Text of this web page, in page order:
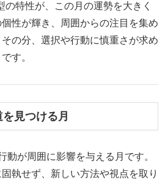
特性が、この月の運勢を大きく
性が輝き、周囲からの注目を集め
の分、選択や行動に慎重さが求め
す。
見つける月
動が周囲に影響を与える月です。
執せず、新しい方法や視点を取り